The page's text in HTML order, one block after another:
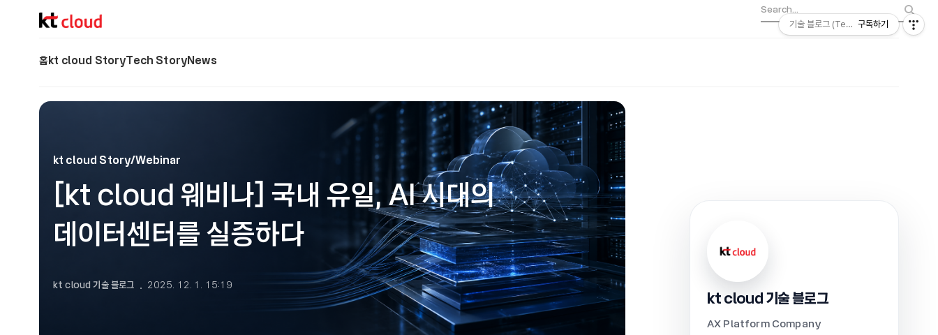
기술 블로그 (Tech) | kt cloud
홈 kt cloud StoryTech StoryNews
kt cloud Story/Webinar
[kt cloud 웨비나] 국내 유일, AI 시대의
데이터센터를 실증하다
kt cloud 기술 블로그 2025. 12. 1. 15:19
kt cloud 기술 블로그
AX Platform Company
기술 블로그 (Tech) | kt cloud
구독하기